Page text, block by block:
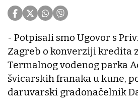
- Potpisali smo Ugovor s
Zagreb o konverziji kredita
Termalnog vodenog parka
švicarskih franaka u kune,
daruvarski gradonačelnik